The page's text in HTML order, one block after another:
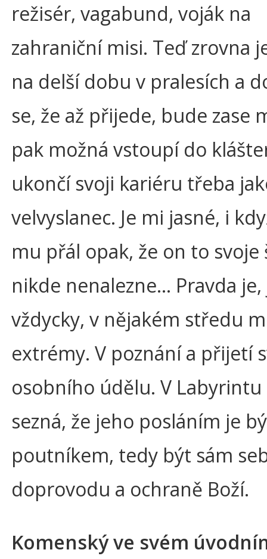
režisér, vagabund, voják na
zahraniční misi. Teď zrovna
na delší dobu v pralesích a
se, že až přijede, bude zase
pak možná vstoupí do
ukončí svoji kariéru třeba
velvyslanec. Je mi jasné, i
mu přál opak, že on to svoje
nikde nenalezne… Pravda je,
vždycky, v nějakém středu
extrémy. V poznání a přijetí
osobního údělu. V
sezná, že jeho posláním je
poutníkem, tedy být sám
doprovodu a ochraně Boží.
Komenský ve svém